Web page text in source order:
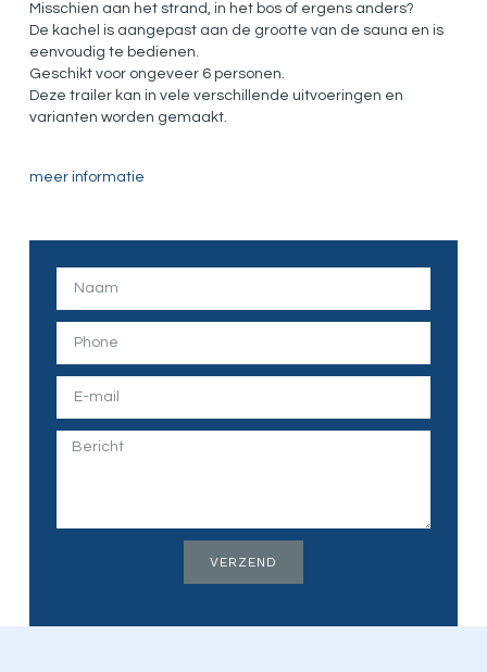
Misschien aan het strand, in het bos of ergens anders?
De kachel is aangepast aan de grootte van de sauna en is
eenvoudig te bedienen.
Geschikt voor ongeveer 6 personen.
Deze trailer kan in vele verschillende uitvoeringen en
varianten worden gemaakt.
meer informatie
VERZEND